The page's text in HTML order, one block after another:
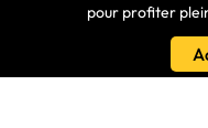
pour profiter
VOTRE COMPTE